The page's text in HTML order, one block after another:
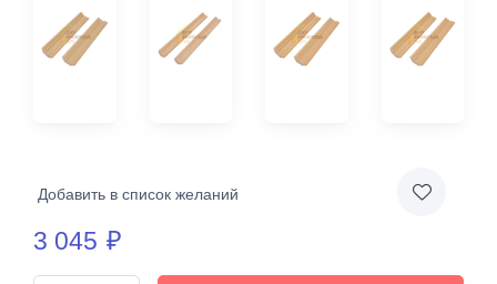
Добавить в список желаний
3 045 ₽